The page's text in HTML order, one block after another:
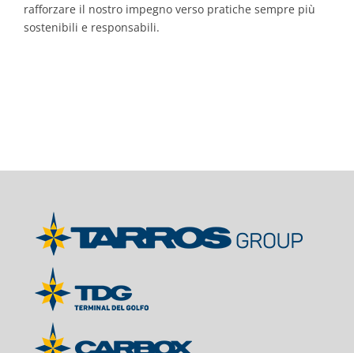
rafforzare il nostro impegno verso pratiche sempre più
sostenibili e responsabili.